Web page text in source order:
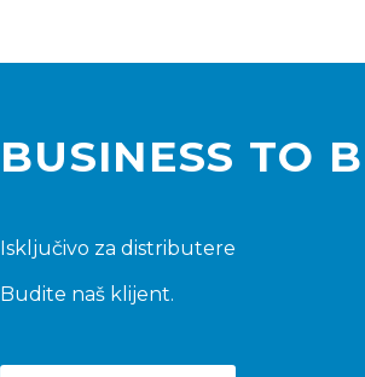
BUSINESS TO
Isključivo za distributere
Budite naš klijent.